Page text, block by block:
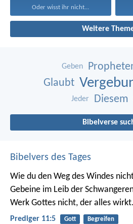
Oder wisst ihr nicht...
Weitere
Geben
Glaubt
Jeder Diesem
Bibelverse
Bibelvers des Tages
Wie du den Weg des Windes
Gebeine im Leib der
Werk Gottes nicht, der alles wirkt.
Prediger 11:5 Gott Begreifen